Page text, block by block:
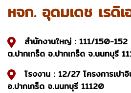
หจก. อุดมเดช เรดิเ
สำนักงานใหญ่ : 111/150-152
ต.ปากเกร็ด อ.ปากเกร็ด จ.นนทบุรี
โรงงาน : 12/27 โครงการเปา
อ.ปากเกร็ด จ.นนทบุรี 11120